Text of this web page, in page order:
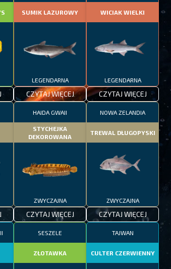
SUMIK LAZUROWY
LEGENDARNA
CZYTAJ WIĘCEJ
WICIAK WIELKI
LEGENDARNA
CZYTAJ WIĘCEJ
HAIDA GWAII
STYCHEJKA
DEKOROWANA
ZWYCZAJNA
CZYTAJ WIĘCEJ
NOWA ZELANDIA
TREWAL DŁUGOPYSKI
ZWYCZAJNA
CZYTAJ WIĘCEJ
SESZELE
ZŁOTAWKA
TAJWAN
CULTER CZERWIENNY